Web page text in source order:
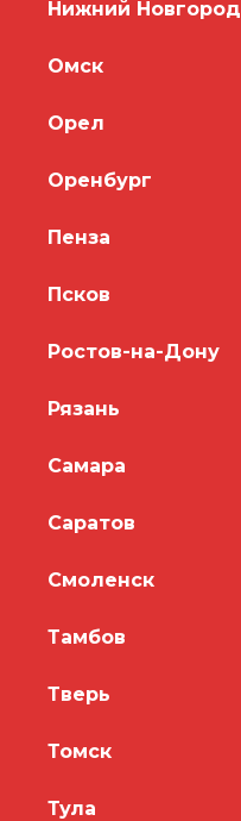
Нижний Новгород
Омск
Орел
Оренбург
Пенза
Псков
Ростов-на-Дону
Рязань
Самара
Саратов
Смоленск
Тамбов
Тверь
Томск
Тула